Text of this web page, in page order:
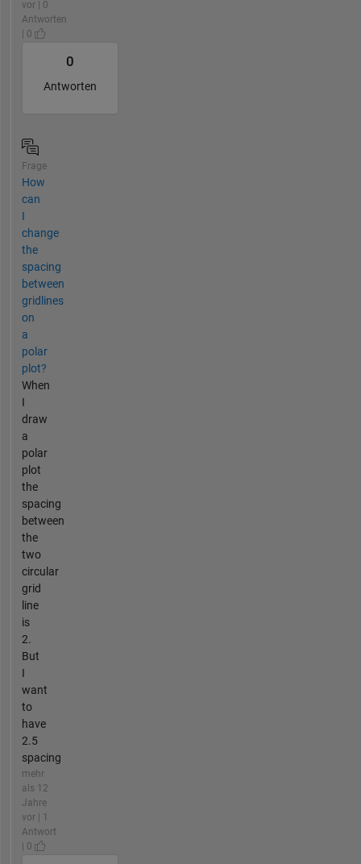
vor | 0
Antworten
| 0
0
Antworten
Frage
How
can
I
change
the
spacing
between
gridlines
on
a
polar
plot?
When
I
draw
a
polar
plot
the
spacing
between
the
two
circular
grid
line
is
2.
But
I
want
to
have
2.5
spacing
mehr
als 12
Jahre
vor | 1
Antwort
| 0